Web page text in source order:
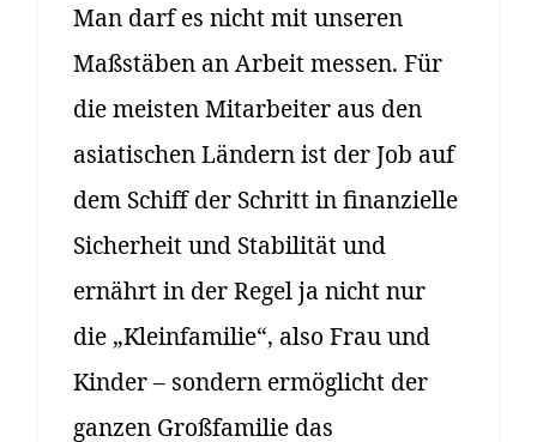
Man darf es nicht mit unseren
Maßstäben an Arbeit messen. Für
die meisten Mitarbeiter aus den
asiatischen Ländern ist der Job auf
dem Schiff der Schritt in finanzielle
Sicherheit und Stabilität und
ernährt in der Regel ja nicht nur
die „Kleinfamilie“, also Frau und
Kinder – sondern ermöglicht der
ganzen Großfamilie das